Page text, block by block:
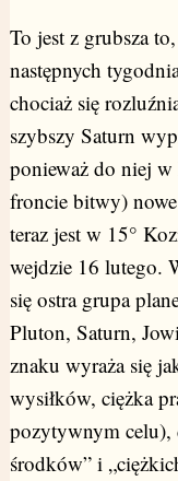
To jest z grubsza
następnych
chociaż się
szybszy Saturn
ponieważ do niej w
froncie bitwy)
teraz jest w 15°
wejdzie 16 lutego.
się ostra grupa
Pluton, Saturn,
znaku wyraża się
wysiłków, ciężka
pozytywnym celu),
środków” i